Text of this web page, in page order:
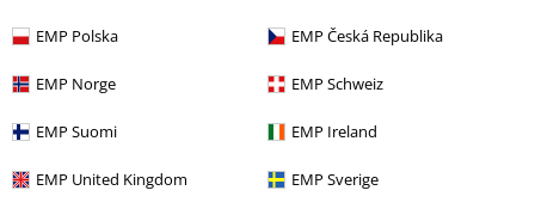
EMP Polska EMP Česká Republika
EMP Norge EMP Schweiz
EMP Suomi EMP Ireland
EMP United Kingdom EMP Sverige